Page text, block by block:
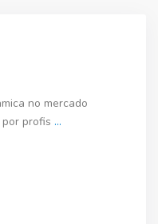
no mercado
profis ...